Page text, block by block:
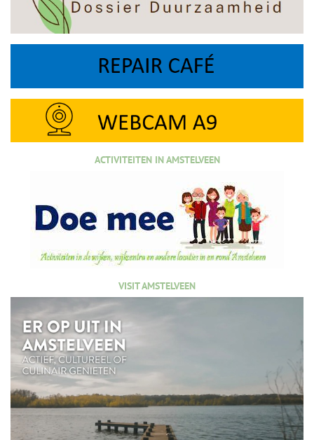
ACTIVITEITEN IN AMSTELVEEN
VISIT AMSTELVEEN